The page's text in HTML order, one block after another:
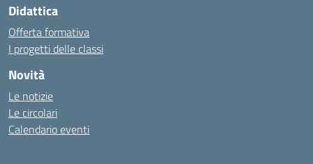
Didattica
Offerta formativa
I progetti delle classi
Novità
Le notizie
Le circolari
Calendario eventi